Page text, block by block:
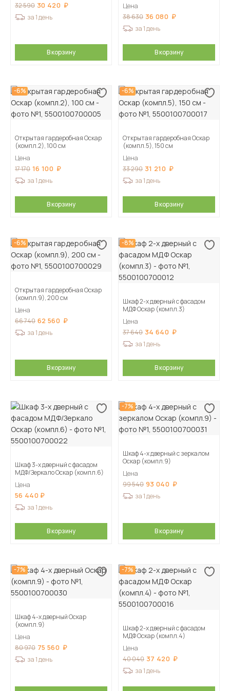
32 590 30 420
за 1 день
В корзину
Цена
38 630 36 080
за 1 день
В корзину
-6%
Открытая гардеробная Оскар
(компл.2), 100 см
Цена
17 170 16 100
за 1 день
В корзину
-6%
Открытая гардеробная Оскар
(компл.5), 150 см
Цена
33 290 31 210
за 1 день
В корзину
-6%
Открытая гардеробная Оскар
(компл.9), 200 см
Цена
66 740 62 560
за 1 день
В корзину
-8%
Шкаф 2-х дверный с фасадом
МДФ Оскар (компл.3)
Цена
37 640 34 640
за 1 день
В корзину
Шкаф 3-х дверный с фасадом
МДФ/Зеркало Оскар (компл.6)
Цена
56 440
за 1 день
В корзину
-7%
Шкаф 4-х дверный с зеркалом
Оскар (компл.9)
Цена
99 540 93 040
за 1 день
В корзину
-7%
Шкаф 4-х дверный Оскар
(компл.9)
Цена
80 970 75 560
за 1 день
-7%
Шкаф 2-х дверный с фасадом
МДФ Оскар (компл.4)
Цена
40 040 37 420
за 1 день